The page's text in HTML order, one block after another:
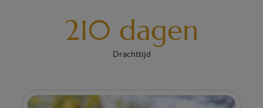
210 dagen
Drachttijd